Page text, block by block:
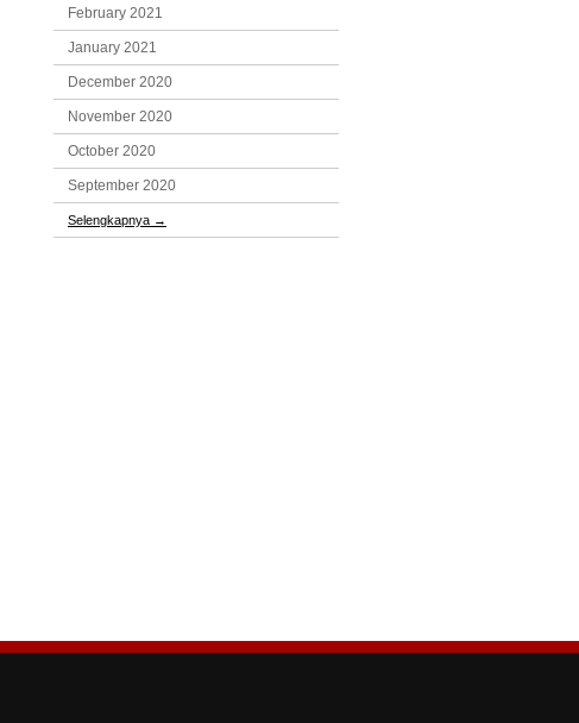
February 2021
January 2021
December 2020
November 2020
October 2020
September 2020
Selengkapnya →